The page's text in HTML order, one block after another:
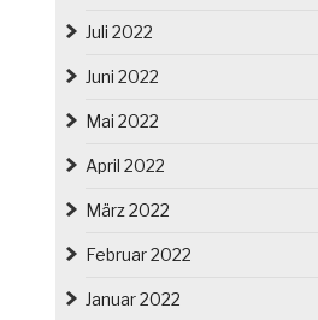
Juli 2022
Juni 2022
Mai 2022
April 2022
März 2022
Februar 2022
Januar 2022